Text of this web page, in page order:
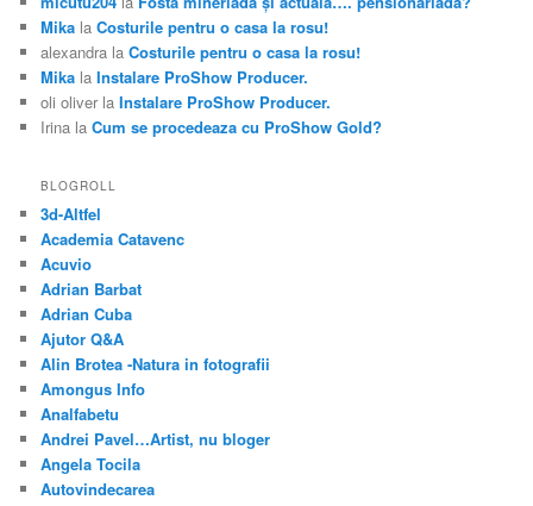
Mika laCosturile pentru o casa la rosu!
alexandra laCosturile pentru o casa la rosu!
Mika laInstalare ProShow Producer.
oli oliver laInstalare ProShow Producer.
Irina laCum se procedeaza cu ProShow Gold?
BLOGROLL
3d-Altfel
Academia Catavenc
Acuvio
Adrian Barbat
Adrian Cuba
Ajutor Q&A
Alin Brotea -Natura in fotografii
Amongus Info
Analfabetu
Andrei Pavel…Artist, nu bloger
Angela Tocila
Autovindecarea